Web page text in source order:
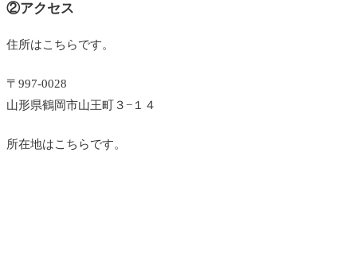
②アクセス
住所はこちらです。
〒997-0028
山形県鶴岡市山王町３−１４
所在地はこちらです。